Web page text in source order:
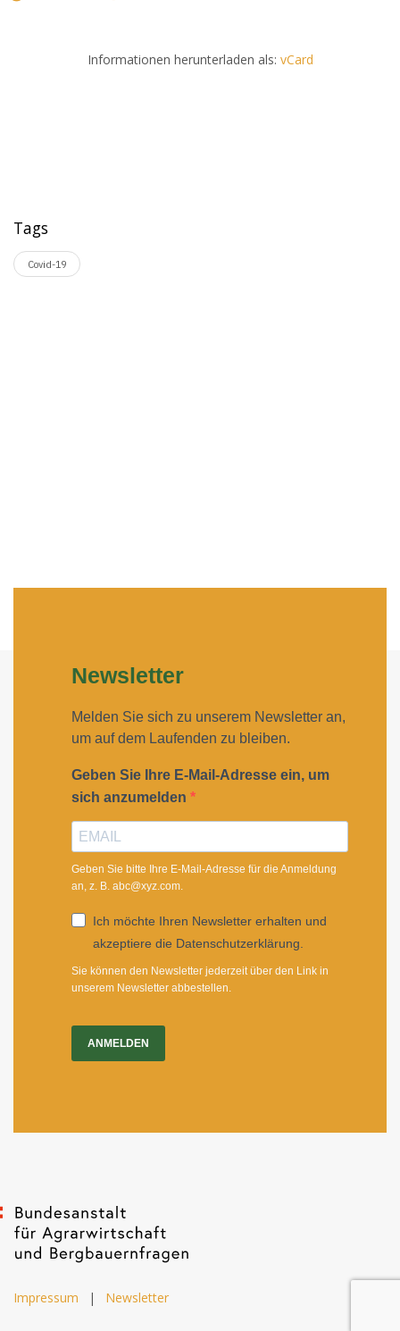
Informationen herunterladen als: vCard
Tags
Covid-19
Newsletter
Melden Sie sich zu unserem Newsletter an,
um auf dem Laufenden zu bleiben.
Geben Sie Ihre E-Mail-Adresse ein, um
sich anzumelden
Geben Sie bitte Ihre E-Mail-Adresse für die Anmeldung
an, z. B. abc@xyz.com.
Ich möchte Ihren Newsletter erhalten und
akzeptiere die Datenschutzerklärung.
Sie können den Newsletter jederzeit über den Link in
unserem Newsletter abbestellen.
ANMELDEN
Impressum | Newsletter